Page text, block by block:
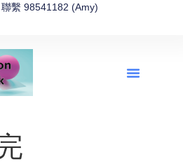
繫 98541182 (Amy)